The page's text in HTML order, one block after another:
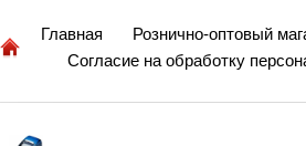
Главная Рознично-оптовый
Согласие на обработку